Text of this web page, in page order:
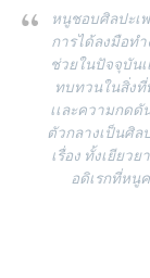
หนูชอบศิลปะเ
การได้ลงมือท
ช่วยในปัจจุบัน
ทบทวนในสิ่งที่
เเละความกดดั
ตัวกลางเป็นศิล
เรื่อง ทั้งเยียว
อดิเรกที่หนู